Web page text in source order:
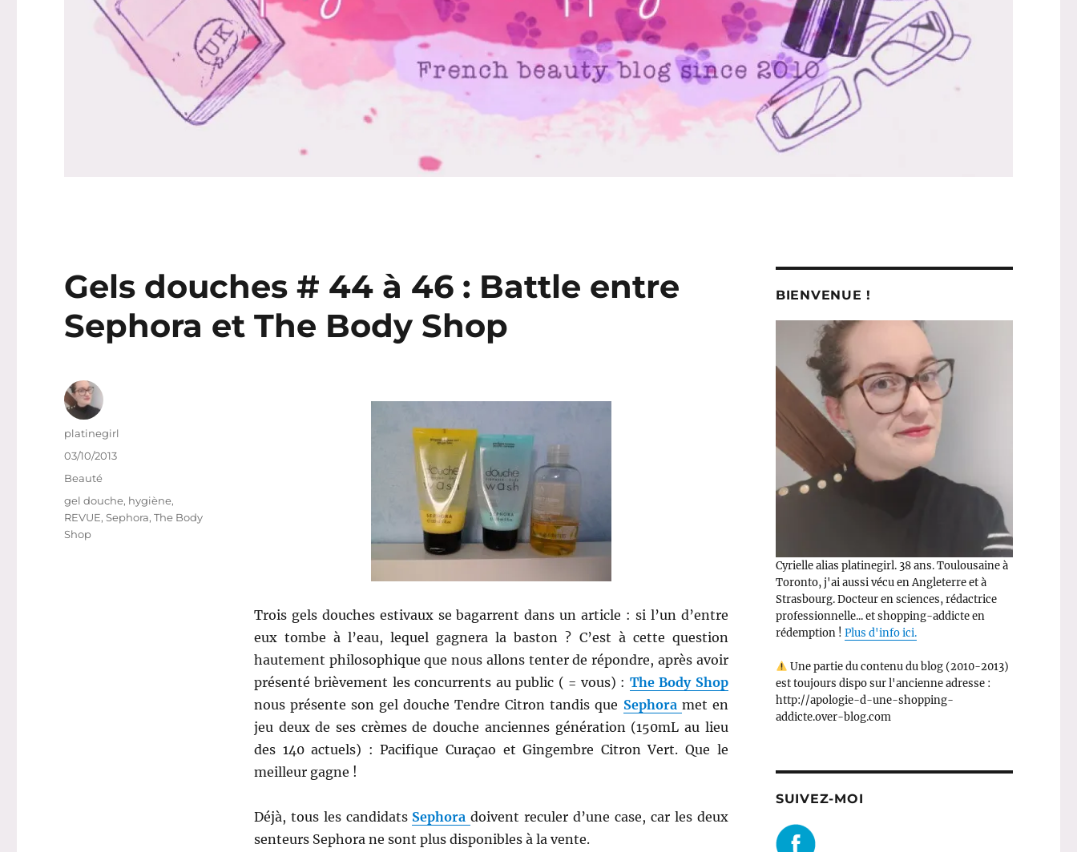
Gels douches # 44 à 46 : Battle entre
Sephora et The Body Shop
Trois gels douches estivaux se bagarrent dans un article : si l’un d’entre
eux tombe à l’eau, lequel gagnera la baston ? C’est à cette question
hautement philosophique que nous allons tenter de répondre, après avoir
présenté brièvement les concurrents au public ( = vous) : The Body Shop
nous présente son gel douche Tendre Citron tandis que Sephora met en
jeu deux de ses crèmes de douche anciennes génération (150mL au lieu
des 140 actuels) : Pacifique Curaçao et Gingembre Citron Vert. Que le
meilleur gagne !
Déjà, tous les candidats Sephoradoivent reculer d’une case, car les deux
senteurs Sephora ne sont plus disponibles à la vente.
Auteur
platinegirl
Publié
03/10/2013
Catégories
Beauté
Étiquettes
gel douche, hygiène,
REVUE,Sephora,The Body
Shop
BIENVENUE !
Cyrielle alias platinegirl. 38 ans. Toulousaine à
Toronto, j'ai aussi vécu en Angleterre et à
Strasbourg. Docteur en sciences, rédactrice
professionnelle... et shopping-addicte en
rédemption ! Plus d'info ici.
Une partie du contenu du blog (2010-2013)
est toujours dispo sur l'ancienne adresse :
http://apologie-d-une-shopping-
addicte.over-blog.com
SUIVEZ-MOI